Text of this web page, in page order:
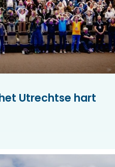
Utrechtse hart